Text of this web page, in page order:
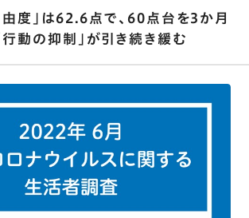
度｣は62.6点で､60点台を3か月
行動の抑制｣が引き続き緩む